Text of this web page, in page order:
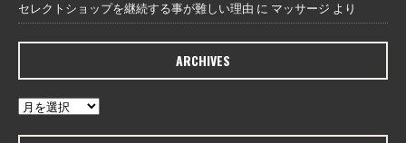
セレクトショップを継続する事が難しい理由 に マッサージ より
ARCHIVES